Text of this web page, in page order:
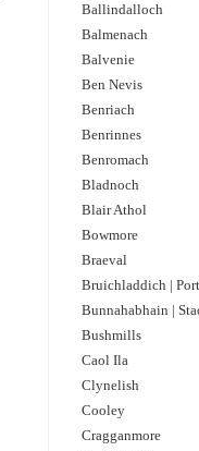
Ballindalloch
Balmenach
Balvenie
Ben Nevis
Benriach
Benrinnes
Benromach
Bladnoch
Blair Athol
Bowmore
Braeval
Bruichladdich |
Bunnahabhain |
Bushmills
Caol Ila
Clynelish
Cooley
Cragganmore